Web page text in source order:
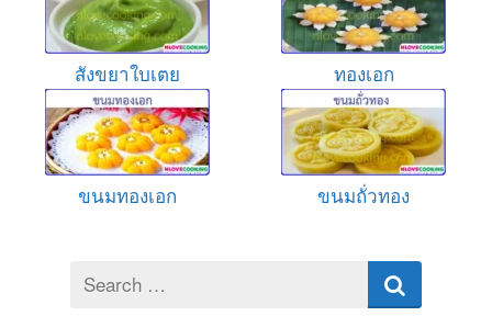
สังขยาใบเตย ทองเอก
ขนมทองเอก ขนมถั่วทอง
Search
for